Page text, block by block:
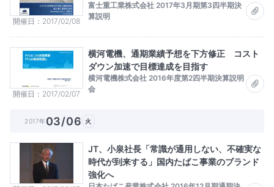
開催日 2017/02/08
富士重工業株式会社 2017年3月期第3四半期決
算説明
開催日 2017/02/07
横河電機、通期業績予想を下方修正 コスト
ダウン加速で目標達成を目指す
横河電機株式会社 2016年度第2四半期決算説明
会
2017年03/06 火
JT、小泉社長「常識が通用しない、不確実な
時代が到来する」国内たばこ事業のブランド
強化へ